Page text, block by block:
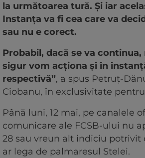
la următoarea tură. Și iar
Instanța va fi cea care va
sau nu e corect.
Probabil, dacă se va
sigur vom acționa și în
respectivă”, a spus Petruț-
Ciobanu, în exclusivitate
Până luni, 12 mai, pe canalele
comunicare ale FCSB-ului nu
28 sau vreun alt indiciu potrivit
ar lega de palmaresul Stelei.